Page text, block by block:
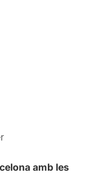
amb les